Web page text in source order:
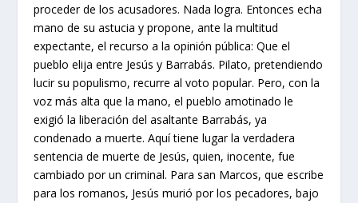
proceder de los acusadores. Nada logra. Entonces echa
mano de su astucia y propone, ante la multitud
expectante, el recurso a la opinión pública: Que el
pueblo elija entre Jesús y Barrabás. Pilato, pretendiendo
lucir su populismo, recurre al voto popular. Pero, con la
voz más alta que la mano, el pueblo amotinado le
exigió la liberación del asaltante Barrabás, ya
condenado a muerte. Aquí tiene lugar la verdadera
sentencia de muerte de Jesús, quien, inocente, fue
cambiado por un criminal. Para san Marcos, que escribe
para los romanos, Jesús murió por los pecadores, bajo